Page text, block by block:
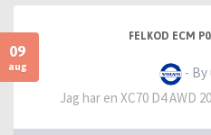
09
aug
FELKOD ECM
-
Jag har en XC70 D4 AWD